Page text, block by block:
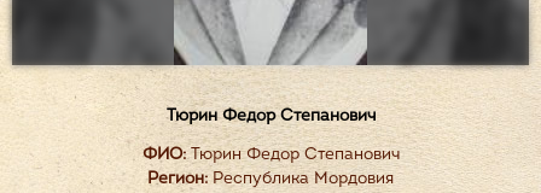
Тюрин Федор Степанович
ФИО:Тюрин Федор Степанович
Регион:Республика Мордовия